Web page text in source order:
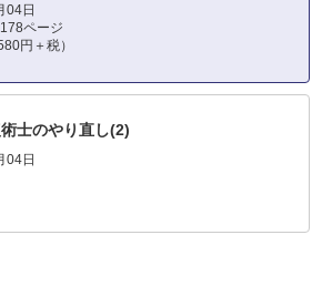
04日
ページ
円＋税）
士のやり直し(2)
04日